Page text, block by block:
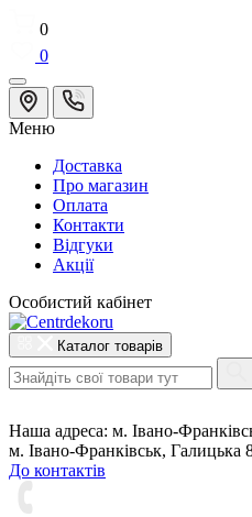
0
0
Меню
Доставка
Про магазин
Оплата
Контакти
Відгуки
Акції
Особистий кабінет
Каталог товарів
Наша адреса: м. Івано-
м. Івано-Франківськ, Галицька
До контактів